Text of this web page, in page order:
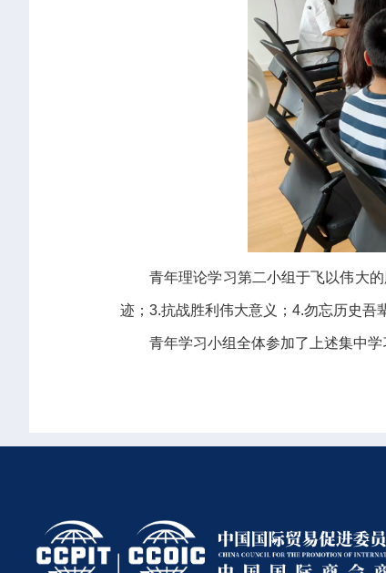
青年理论学习第二小组于飞以伟大
迹；3.抗战胜利伟大意义；4.勿忘历史吾
青年学习小组全体参加了上述集中学